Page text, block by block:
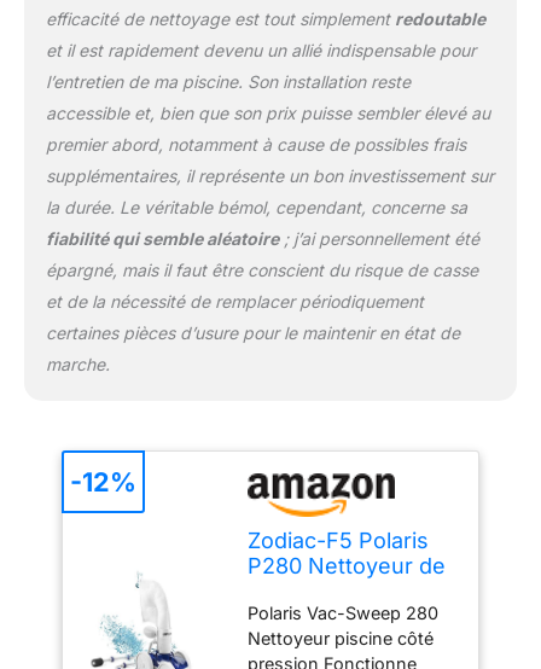
efficacité de nettoyage est tout simplement redoutable
et il est rapidement devenu un allié indispensable pour
l’entretien de ma piscine. Son installation reste
accessible et, bien que son prix puisse sembler élevé au
premier abord, notamment à cause de possibles frais
supplémentaires, il représente un bon investissement sur
la durée. Le véritable bémol, cependant, concerne sa
fiabilité qui semble aléatoire; j’ai personnellement été
épargné, mais il faut être conscient du risque de casse
et de la nécessité de remplacer périodiquement
certaines pièces d’usure pour le maintenir en état de
marche.
Zodiac-F5 Polaris
P280 Nettoyeur de
Polaris Vac-Sweep 280
Nettoyeur piscine côté
pression Fonctionne
-12%